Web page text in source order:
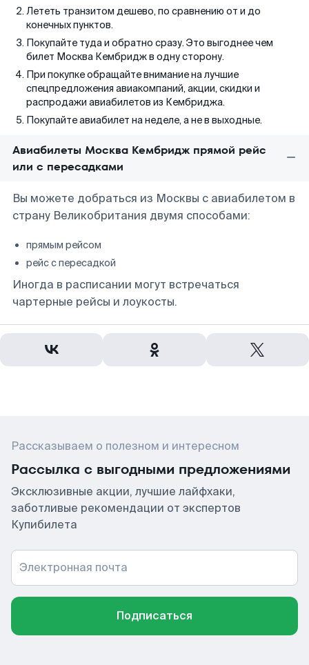
Лететь транзитом дешево, по сравнению от и до
конечных пунктов.
Покупайте туда и обратно сразу. Это выгоднее чем
билет Москва Кембридж в одну сторону.
При покупке обращайте внимание на лучшие
спецпредложения авиакомпаний, акции, скидки и
распродажи авиабилетов из Кембриджа.
Покупайте авиабилет на неделе, а не в выходные.
Авиабилеты Москва Кембридж прямой рейс
или с пересадками
Вы можете добраться из Москвы с авиабилетом в
страну Великобритания двумя способами:
прямым рейсом
рейс с пересадкой
Иногда в расписании могут встречаться
чартерные рейсы и лоукосты.
Рассказываем о полезном и интересном
Рассылка с выгодными предложениями
Эксклюзивные акции, лучшие лайфхаки,
заботливые рекомендации от экспертов
Купибилета
Электронная почта
Подписаться